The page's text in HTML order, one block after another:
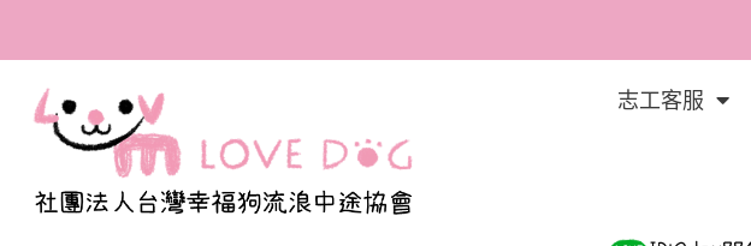
全台首間寫出百隻浪浪的故事，體會幸
福的溫度與我們的認真
志工客服